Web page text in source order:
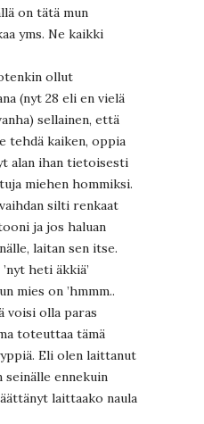
on tätä mun
yms. Ne kaikki
ollut
(nyt 28 eli en vielä
sellainen, että
tehdä kaiken, oppia
alan ihan tietoisesti
miehen hommiksi.
silti renkaat
ja jos haluan
laitan sen itse.
heti äkkiä’
mies on ’hmmm..
voisi olla paras
toteuttaa tämä
Eli olen laittanut
seinälle ennekuin
laittaako naula